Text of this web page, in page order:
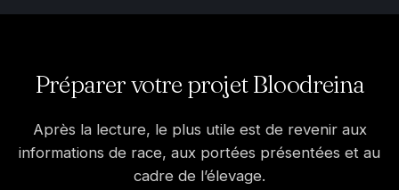
Préparer votre projet Bloodreina
Après la lecture, le plus utile est de revenir aux
informations de race, aux portées présentées et au
cadre de l’élevage.